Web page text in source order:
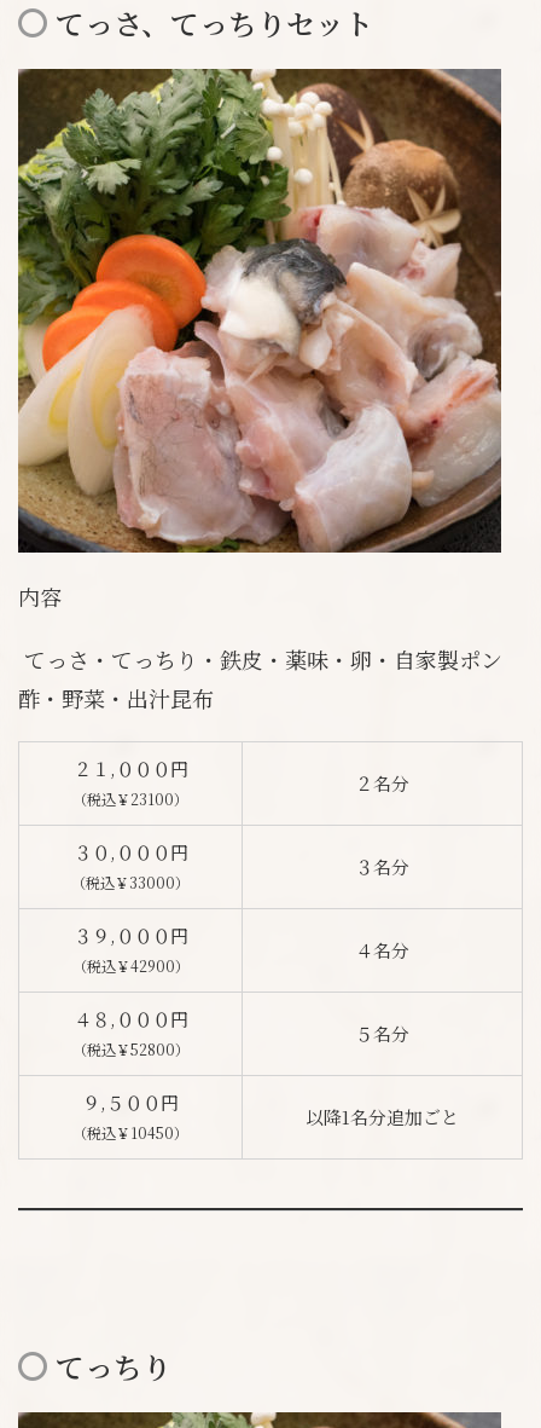
てっさ、てっちりセット
内容
てっさ・てっちり・鉄皮・薬味・卵・自家製ポン
酢・野菜・出汁昆布
２１,０００円
（税込￥23100）
２名分
３０,０００円
（税込￥33000）
３名分
３９,０００円
（税込￥42900）
４名分
４８,０００円
（税込￥52800）
５名分
９,５００円
（税込￥10450）
以降1名分追加ごと
てっちり